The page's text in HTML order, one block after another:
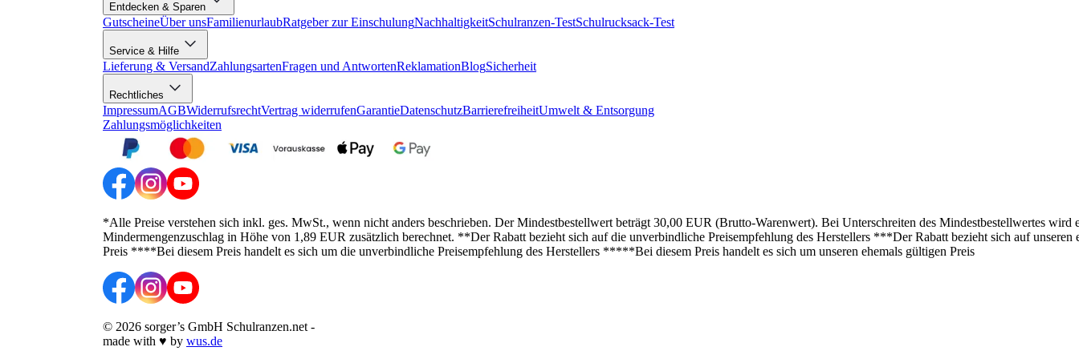
Entdecken & Sparen
GutscheineÜber unsFamilienurlaubRatgeber zur EinschulungNachhaltigkeitSchulranzen-TestSchulrucksack-Test
Service & Hilfe
Lieferung & VersandZahlungsartenFragen und AntwortenReklamationBlogSicherheit
Rechtliches
ImpressumAGBWiderrufsrechtVertrag widerrufenGarantieDatenschutzBarrierefreiheitUmwelt & Entsorgung
Zahlungsmöglichkeiten
*Alle Preise verstehen sich inkl. ges. MwSt., wenn nicht anders beschrieben. Der Mindestbestellwert beträgt 30,00 EUR (Brutto-Warenwert). Bei Unterschreiten des Mindestbestellwertes wird
Mindermengenzuschlag in Höhe von 1,89 EUR zusätzlich berechnet. **Der Rabatt bezieht sich auf die unverbindliche Preisempfehlung des Herstellers ***Der Rabatt bezieht sich auf unseren
Preis ****Bei diesem Preis handelt es sich um die unverbindliche Preisempfehlung des Herstellers *****Bei diesem Preis handelt es sich um unseren ehemals gültigen Preis
© 2026 sorger’s GmbH Schulranzen.net -
made with ♥ by wus.de